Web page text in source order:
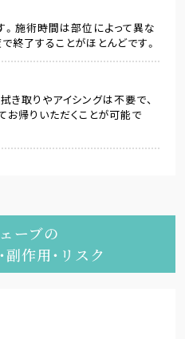
。施術時間は部位によって異な
終了することがほとんどです。
き取りやアイシングは不要で、
お帰りいただくことが可能で
ーブの
副作用・リスク